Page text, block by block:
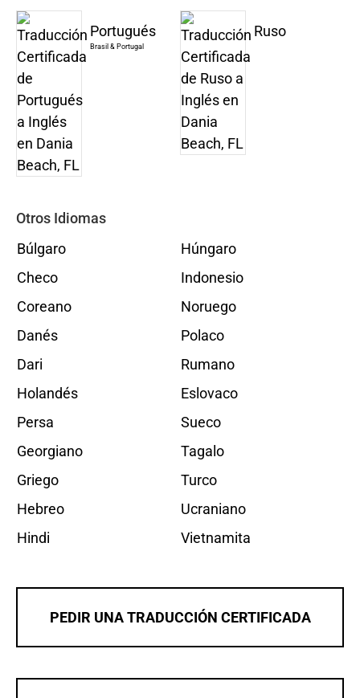
Portugués
Brasil & Portugal
Ruso
Otros Idiomas
Búlgaro
Checo
Coreano
Danés
Dari
Holandés
Persa
Georgiano
Griego
Hebreo
Hindi
Húngaro
Indonesio
Noruego
Polaco
Rumano
Eslovaco
Sueco
Tagalo
Turco
Ucraniano
Vietnamita
PEDIR UNA TRADUCCIÓN CERTIFICADA